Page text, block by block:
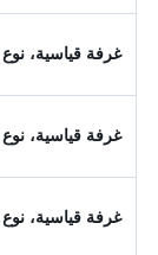
غرفة قياسية،
غرفة قياسية،
غرفة قياسية،